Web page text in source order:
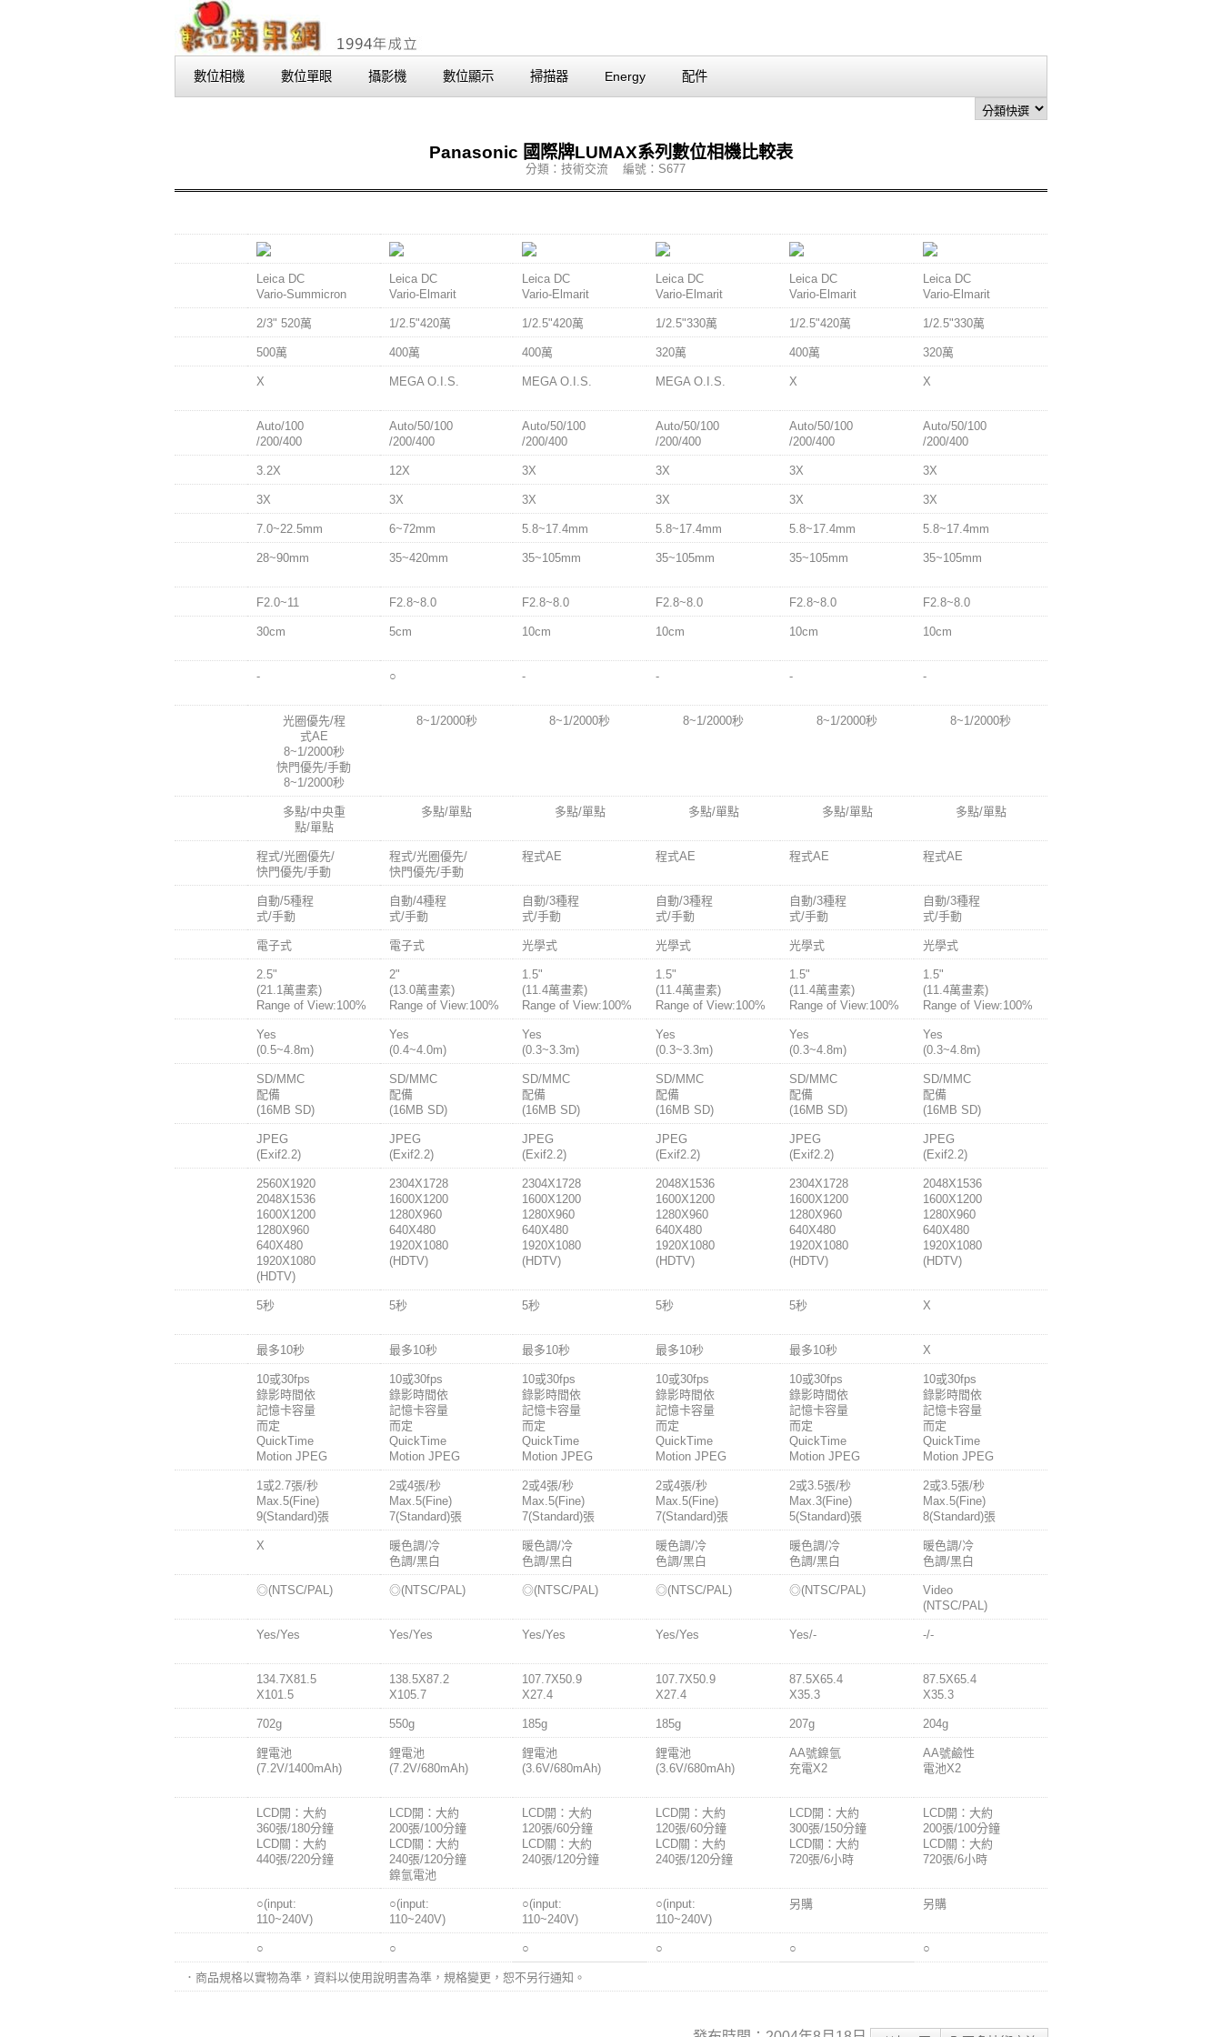
數位相機 數位單眼 攝影機 數位顯示 掃描器 Energy 配件
Panasonic 國際牌LUMAX系列數位相機比較表
分類：技術交流 編號：S677
Leica DC
Vario-Summicron
Leica DC
Vario-Elmarit
Leica DC
Vario-Elmarit
Leica DC
Vario-Elmarit
Leica DC
Vario-Elmarit
Leica DC
Vario-Elmarit
2/3" 520萬 1/2.5"420萬 1/2.5"420萬 1/2.5"330萬 1/2.5"420萬 1/2.5"330萬
500萬 400萬 400萬 320萬 400萬 320萬
X MEGA O.I.S. MEGA O.I.S. MEGA O.I.S. X X
Auto/100
/200/400
Auto/50/100
/200/400
Auto/50/100
/200/400
Auto/50/100
/200/400
Auto/50/100
/200/400
Auto/50/100
/200/400
3.2X 12X 3X 3X 3X 3X
3X 3X 3X 3X 3X 3X
7.0~22.5mm 6~72mm 5.8~17.4mm 5.8~17.4mm 5.8~17.4mm 5.8~17.4mm
28~90mm 35~420mm 35~105mm 35~105mm 35~105mm 35~105mm
F2.0~11 F2.8~8.0 F2.8~8.0 F2.8~8.0 F2.8~8.0 F2.8~8.0
30cm 5cm 10cm 10cm 10cm 10cm
- ○ - - - -
光圈優先/程
式AE
8~1/2000秒
快門優先/手動
8~1/2000秒
8~1/2000秒 8~1/2000秒 8~1/2000秒 8~1/2000秒 8~1/2000秒
多點/中央重
點/單點
多點/單點 多點/單點 多點/單點 多點/單點 多點/單點
程式/光圈優先/
快門優先/手動
程式/光圈優先/
快門優先/手動
程式AE 程式AE 程式AE 程式AE
自動/5種程
式/手動
自動/4種程
式/手動
自動/3種程
式/手動
自動/3種程
式/手動
自動/3種程
式/手動
自動/3種程
式/手動
電子式 電子式 光學式 光學式 光學式 光學式
2.5"
(21.1萬畫素)
Range of View:100%
2"
(13.0萬畫素)
Range of View:100%
1.5"
(11.4萬畫素)
Range of View:100%
1.5"
(11.4萬畫素)
Range of View:100%
1.5"
(11.4萬畫素)
Range of View:100%
1.5"
(11.4萬畫素)
Range of View:100%
Yes
(0.5~4.8m)
Yes
(0.4~4.0m)
Yes
(0.3~3.3m)
Yes
(0.3~3.3m)
Yes
(0.3~4.8m)
Yes
(0.3~4.8m)
SD/MMC
配備
(16MB SD)
SD/MMC
配備
(16MB SD)
SD/MMC
配備
(16MB SD)
SD/MMC
配備
(16MB SD)
SD/MMC
配備
(16MB SD)
SD/MMC
配備
(16MB SD)
JPEG
(Exif2.2)
JPEG
(Exif2.2)
JPEG
(Exif2.2)
JPEG
(Exif2.2)
JPEG
(Exif2.2)
JPEG
(Exif2.2)
2560X1920
2048X1536
1600X1200
1280X960
640X480
1920X1080
(HDTV)
2304X1728
1600X1200
1280X960
640X480
1920X1080
(HDTV)
2304X1728
1600X1200
1280X960
640X480
1920X1080
(HDTV)
2048X1536
1600X1200
1280X960
640X480
1920X1080
(HDTV)
2304X1728
1600X1200
1280X960
640X480
1920X1080
(HDTV)
2048X1536
1600X1200
1280X960
640X480
1920X1080
(HDTV)
5秒 5秒 5秒 5秒 5秒 X
最多10秒 最多10秒 最多10秒 最多10秒 最多10秒 X
10或30fps
錄影時間依
記憶卡容量
而定
QuickTime
Motion JPEG
10或30fps
錄影時間依
記憶卡容量
而定
QuickTime
Motion JPEG
10或30fps
錄影時間依
記憶卡容量
而定
QuickTime
Motion JPEG
10或30fps
錄影時間依
記憶卡容量
而定
QuickTime
Motion JPEG
10或30fps
錄影時間依
記憶卡容量
而定
QuickTime
Motion JPEG
10或30fps
錄影時間依
記憶卡容量
而定
QuickTime
Motion JPEG
1或2.7張/秒
Max.5(Fine)
9(Standard)張
2或4張/秒
Max.5(Fine)
7(Standard)張
2或4張/秒
Max.5(Fine)
7(Standard)張
2或4張/秒
Max.5(Fine)
7(Standard)張
2或3.5張/秒
Max.3(Fine)
5(Standard)張
2或3.5張/秒
Max.5(Fine)
8(Standard)張
X
暖色調/冷
色調/黑白
暖色調/冷
色調/黑白
暖色調/冷
色調/黑白
暖色調/冷
色調/黑白
暖色調/冷
色調/黑白
◎(NTSC/PAL) ◎(NTSC/PAL) ◎(NTSC/PAL) ◎(NTSC/PAL) ◎(NTSC/PAL)
Video
(NTSC/PAL)
Yes/Yes Yes/Yes Yes/Yes Yes/Yes Yes/- -/-
134.7X81.5
X101.5
138.5X87.2
X105.7
107.7X50.9
X27.4
107.7X50.9
X27.4
87.5X65.4
X35.3
87.5X65.4
X35.3
702g 550g 185g 185g 207g 204g
鋰電池
(7.2V/1400mAh)
鋰電池
(7.2V/680mAh)
鋰電池
(3.6V/680mAh)
鋰電池
(3.6V/680mAh)
AA號鎳氫
充電X2
AA號鹼性
電池X2
LCD開：大約
360張/180分鐘
LCD關：大約
440張/220分鐘
LCD開：大約
200張/100分鐘
LCD關：大約
240張/120分鐘
鎳氫電池
LCD開：大約
120張/60分鐘
LCD關：大約
240張/120分鐘
LCD開：大約
120張/60分鐘
LCD關：大約
240張/120分鐘
LCD開：大約
300張/150分鐘
LCD關：大約
720張/6小時
LCD開：大約
200張/100分鐘
LCD關：大約
720張/6小時
○(input:
110~240V)
○(input:
110~240V)
○(input:
110~240V)
○(input:
110~240V)
另購 另購
○ ○ ○ ○ ○ ○
．商品規格以實物為準，資料以使用說明書為準，規格變更，恕不另行通知。